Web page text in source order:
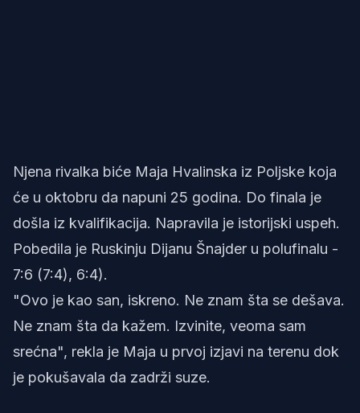
Njena rivalka biće Maja Hvalinska iz Poljske koja
će u oktobru da napuni 25 godina. Do finala je
došla iz kvalifikacija. Napravila je istorijski uspeh.
Pobedila je Ruskinju Dijanu Šnajder u polufinalu -
7:6 (7:4), 6:4).
"Ovo je kao san, iskreno. Ne znam šta se dešava.
Ne znam šta da kažem. Izvinite, veoma sam
srećna", rekla je Maja u prvoj izjavi na terenu dok
je pokušavala da zadrži suze.